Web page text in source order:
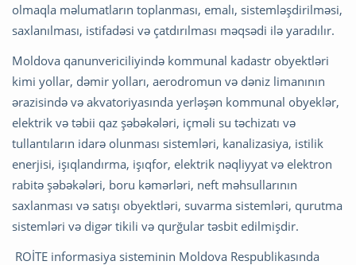
olmaqla məlumatların toplanması, emalı, sistemləşdirilməsi,
saxlanılması, istifadəsi və çatdırılması məqsədi ilə yaradılır.
Moldova qanunvericiliyində kommunal kadastr obyektləri
kimi yollar, dəmir yolları, aerodromun və dəniz limanının
ərazisində və akvatoriyasında yerləşən kommunal obyeklər,
elektrik və təbii qaz şəbəkələri, içməli su təchizatı və
tullantıların idarə olunması sistemləri, kanalizasiya, istilik
enerjisi, işıqlandırma, işıqfor, elektrik nəqliyyat və elektron
rabitə şəbəkələri, boru kəmərləri, neft məhsullarının
saxlanması və satışı obyektləri, suvarma sistemləri, qurutma
sistemləri və digər tikili və qurğular təsbit edilmişdir.
ROİTE informasiya sisteminin Moldova Respublikasında